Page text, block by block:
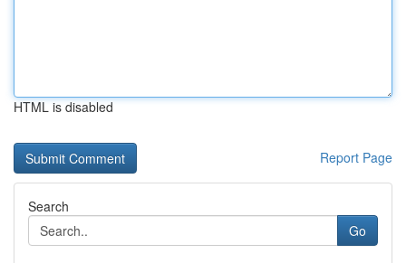
HTML is disabled
Report Page
Search
Go